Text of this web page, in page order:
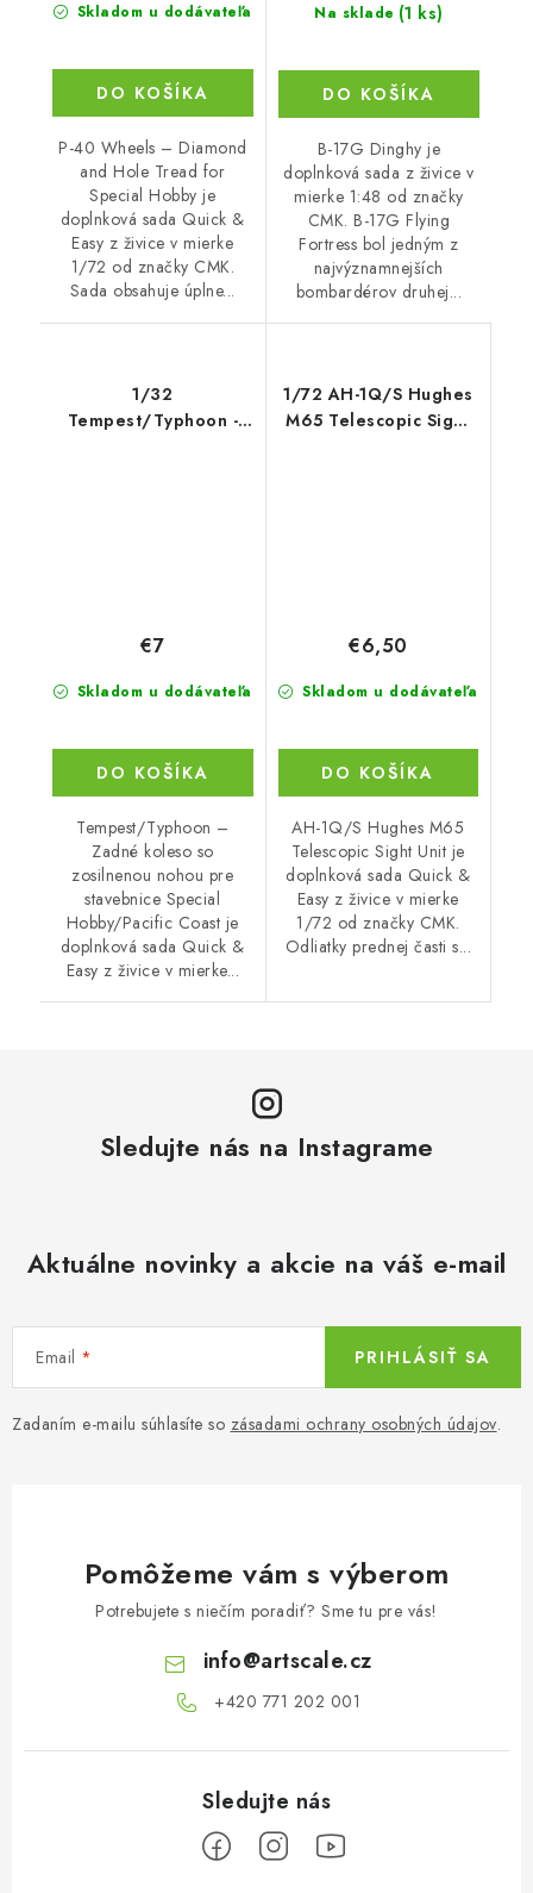
Skladom u dodávateľa
DO KOŠÍKA
P-40 Wheels – Diamond
and Hole Tread for
Special Hobby je
doplnková sada Quick &
Easy z živice v mierke
1/72 od značky CMK.
Sada obsahuje úplne...
Na sklade (1 ks)
DO KOŠÍKA
B-17G Dinghy je
doplnková sada z živice v
mierke 1:48 od značky
CMK. B-17G Flying
Fortress bol jedným z
najvýznamnejších
bombardérov druhej...
1/32
Tempest/Typhoon -
Skladom u dodávateľa
€7
DO KOŠÍKA
Tempest/Typhoon –
Zadné koleso so
zosilnenou nohou pre
stavebnice Special
Hobby/Pacific Coast je
doplnková sada Quick &
Easy z živice v mierke...
1/72 AH-1Q/S Hughes
M65 Telescopic Sight
Skladom u dodávateľa
€6,50
DO KOŠÍKA
AH-1Q/S Hughes M65
Telescopic Sight Unit je
doplnková sada Quick &
Easy z živice v mierke
1/72 od značky CMK.
Odliatky prednej časti s...
Sledujte nás na Instagrame
Aktuálne novinky a akcie na váš e-mail
Email
Zadaním e-mailu súhlasíte so zásadami ochrany osobných údajov.
PRIHLÁSIŤ SA
Pomôžeme vám s výberom
Potrebujete s niečím poradiť? Sme tu pre vás!
info@artscale.cz
+420 771 202 001​